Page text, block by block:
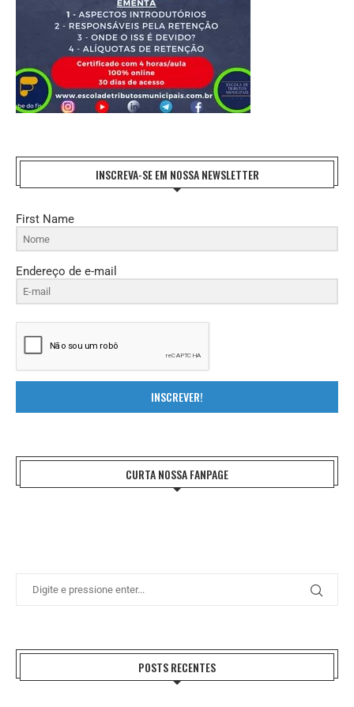
INSCREVA-SE EM NOSSA NEWSLETTER
First Name
Endereço de e-mail
INSCREVER!
CURTA NOSSA FANPAGE
POSTS RECENTES